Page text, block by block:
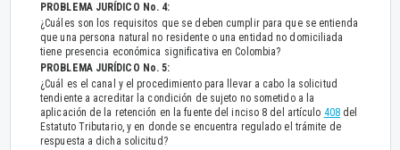
PROBLEMA JURÍDICO No. 4:
¿Cuáles son los requisitos que se deben cumplir para que se entienda
que una persona natural no residente o una entidad no domiciliada
tiene presencia económica significativa en Colombia?
PROBLEMA JURÍDICO No. 5:
¿Cuál es el canal y el procedimiento para llevar a cabo la solicitud
tendiente a acreditar la condición de sujeto no sometido a la
aplicación de la retención en la fuente del inciso 8 del artículo 408del
Estatuto Tributario, y en donde se encuentra regulado el trámite de
respuesta a dicha solicitud?